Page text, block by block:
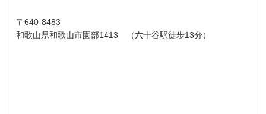
〒640-8483
和歌山県和歌山市園部1413 （六十谷駅徒歩13分）